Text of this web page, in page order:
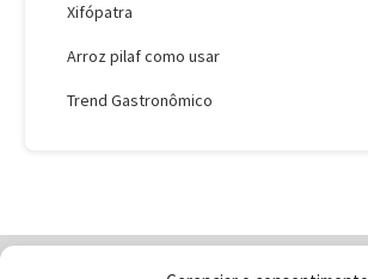
Xifópatra
Arroz pilaf como usar
Trend Gastronômico